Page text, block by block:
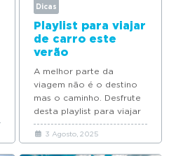
Dicas
Playlist para viajar
de carro este
verão
A melhor parte da
viagem não é o destino
mas o caminho. Desfrute
desta playlist para viajar
de carro este verão.
3 Agosto, 2025